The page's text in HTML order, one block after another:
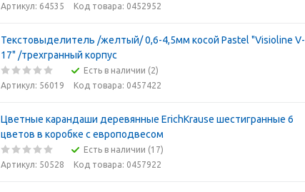
Артикул: 64535
Код товара: 0452952
Текстовыделитель /желтый/ 0,6-4,5мм косой Pastel "Visioline V-
17" /трехгранный корпус
Есть в наличии (2)
Артикул: 56019
Код товара: 0457422
Цветные карандаши деревянные ErichKrause шестигранные 6
цветов в коробке с европодвесом
Есть в наличии (17)
Артикул: 50528
Код товара: 0457922